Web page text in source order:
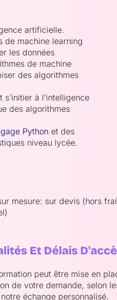
artificielle.
de machine learning
les données
de machine
des algorithmes
à l’intelligence
des algorithmes
Python et des
niveau lycée.
mesure: sur devis (hors
Et Délais
peut être mise en
de votre demande, selon
échange personnalisé.